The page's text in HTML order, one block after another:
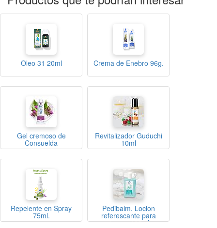
Oleo 31 20ml Crema de Enebro 96g.
Gel cremoso de
Consuelda
Revitalizador Guduchi
10ml
Repelente en Spray
75ml.
Pedibalm. Locion
referescante para
piernas 125ml.